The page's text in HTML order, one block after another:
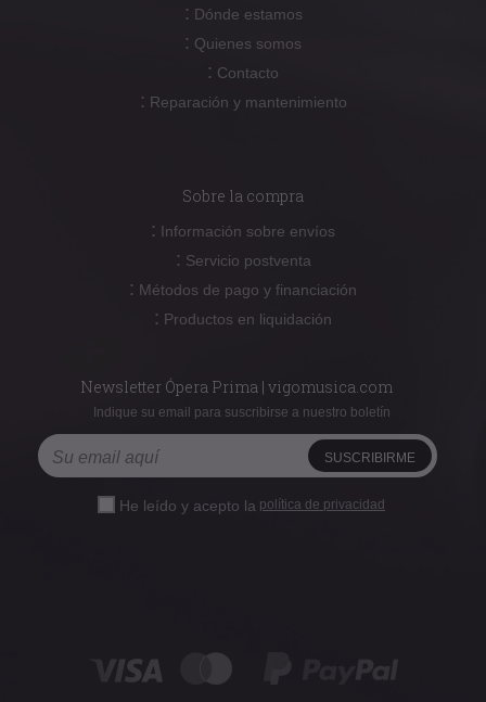
: Dónde estamos
: Quienes somos
: Contacto
: Reparación y mantenimiento
Sobre la compra
: Información sobre envíos
: Servicio postventa
: Métodos de pago y financiación
: Productos en liquidación
Newsletter Ópera Prima | vigomusica.com
Indique su email para suscribirse a nuestro boletín
He leído y acepto la política de privacidad